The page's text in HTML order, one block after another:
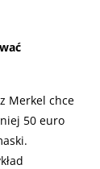
Merkel chce
50 euro